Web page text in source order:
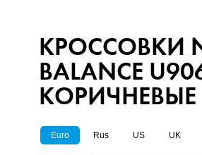
КРОССОВКИ
BALANCE
КОРИЧНЕВЫЕ
Euro Rus US UK